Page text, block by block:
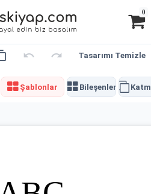
0
Tasarımı Temizle
Şablonlar Bileşenler